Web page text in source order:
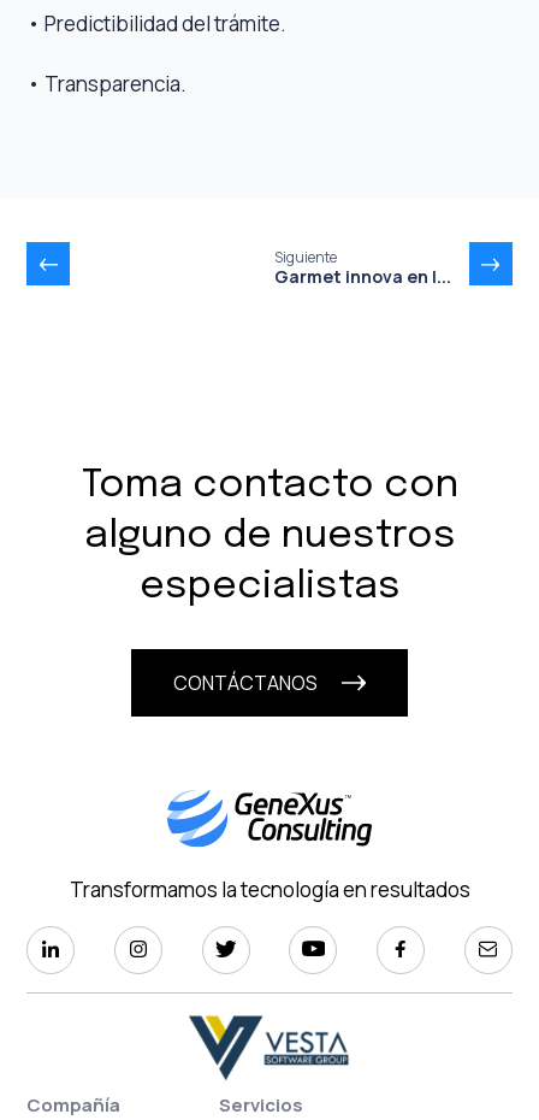
• Predictibilidad del trámite.
• Transparencia.
Siguiente
Garmet innova en l...
Toma contacto con
alguno de nuestros
especialistas
CONTÁCTANOS
Transformamos la tecnología en resultados
Compañía Servicios